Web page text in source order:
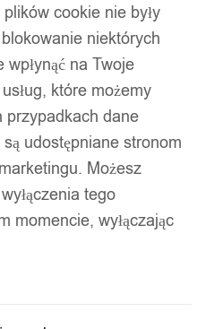
cookie nie były
niektórych
na Twoje
które możemy
przypadkach dane
udostępniane stronom
Możesz
tego
momencie, wyłączając